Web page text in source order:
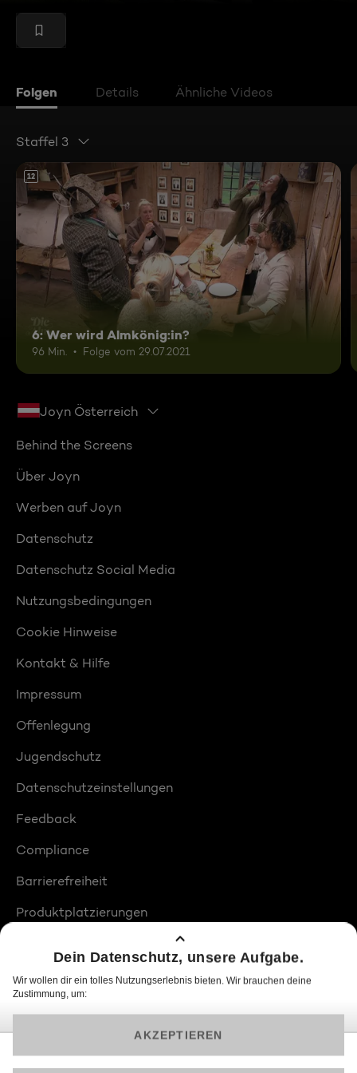
Folgen Details Ähnliche Videos
Staffel 3
12
6: Wer wird Almkönig:in?
96 Min. Folge vom 29.07.2021
Joyn Österreich
Behind the Screens
Über Joyn
Werben auf Joyn
Datenschutz
Datenschutz Social Media
Nutzungsbedingungen
Cookie Hinweise
Kontakt & Hilfe
Impressum
Offenlegung
Jugendschutz
Datenschutzeinstellungen
Feedback
Compliance
Barrierefreiheit
Produktplatzierungen